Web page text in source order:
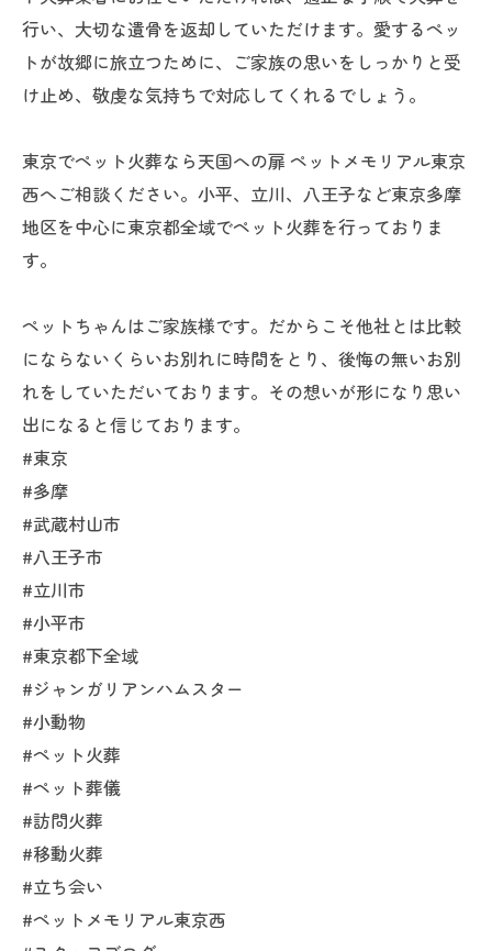
行い、大切な遺骨を返却していただけます。愛するペッ
トが故郷に旅立つために、ご家族の思いをしっかりと受
け止め、敬虔な気持ちで対応してくれるでしょう。
東京でペット火葬なら天国への扉 ペットメモリアル東京
西へご相談ください。小平、立川、八王子など東京多摩
地区を中心に東京都全域でペット火葬を行っておりま
す。
ペットちゃんはご家族様です。だからこそ他社とは比較
にならないくらいお別れに時間をとり、後悔の無いお別
れをしていただいております。その想いが形になり思い
出になると信じております。
#東京
#多摩
#武蔵村山市
#八王子市
#立川市
#小平市
#東京都下全域
#ジャンガリアンハムスター
#小動物
#ペット火葬
#ペット葬儀
#訪問火葬
#移動火葬
#立ち会い
#ペットメモリアル東京西